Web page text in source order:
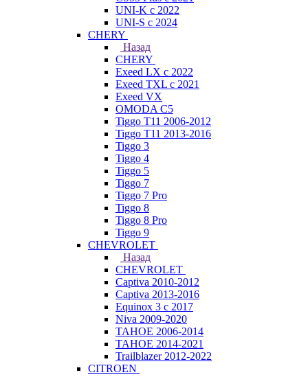
UNI-K с 2022
UNI-S с 2024
CHERY
Назад
CHERY
Exeed LX с 2022
Exeed TXL с 2021
Exeed VX
OMODA C5
Tiggo T11 2006-2012
Tiggo T11 2013-2016
Tiggo 3
Tiggo 4
Tiggo 5
Tiggo 7
Tiggo 7 Pro
Tiggo 8
Tiggo 8 Pro
Tiggo 9
CHEVROLET
Назад
CHEVROLET
Captiva 2010-2012
Captiva 2013-2016
Equinox 3 с 2017
Niva 2009-2020
TAHOE 2006-2014
TAHOE 2014-2021
Trailblazer 2012-2022
CITROEN